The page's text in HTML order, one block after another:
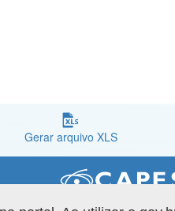
Gerar arquivo XLS